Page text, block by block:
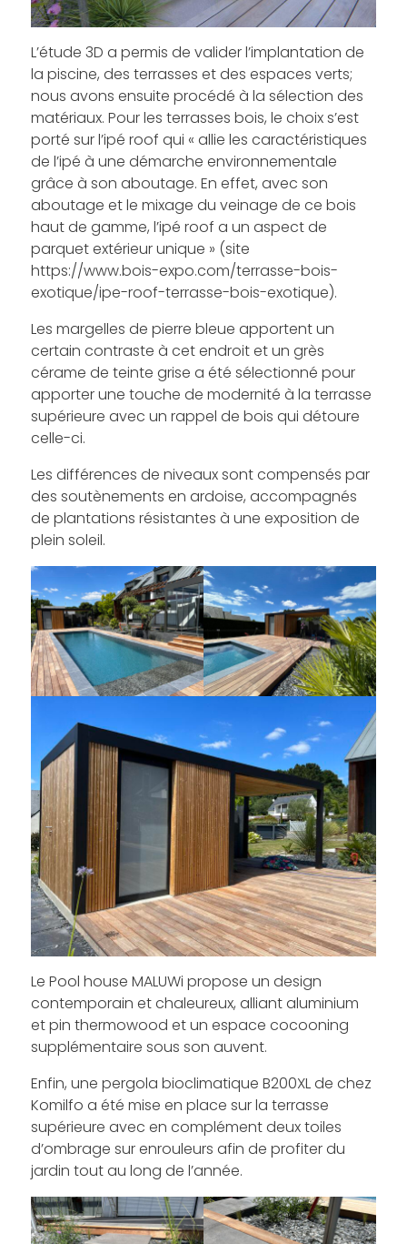
L’étude 3D a permis de valider l’implantation de
la piscine, des terrasses et des espaces verts;
nous avons ensuite procédé à la sélection des
matériaux. Pour les terrasses bois, le choix s’est
porté sur l’ipé roof qui « allie les caractéristiques
de l’ipé à une démarche environnementale
grâce à son aboutage. En effet, avec son
aboutage et le mixage du veinage de ce bois
haut de gamme, l’ipé roof a un aspect de
parquet extérieur unique » (site
https://www.bois-expo.com/terrasse-bois-
exotique/ipe-roof-terrasse-bois-exotique).
Les margelles de pierre bleue apportent un
certain contraste à cet endroit et un grès
cérame de teinte grise a été sélectionné pour
apporter une touche de modernité à la terrasse
supérieure avec un rappel de bois qui détoure
celle-ci.
Les différences de niveaux sont compensés par
des soutènements en ardoise, accompagnés
de plantations résistantes à une exposition de
plein soleil.
Le Pool house MALUWi propose un design
contemporain et chaleureux, alliant aluminium
et pin thermowood et un espace cocooning
supplémentaire sous son auvent.
Enfin, une pergola bioclimatique B200XL de chez
Komilfo a été mise en place sur la terrasse
supérieure avec en complément deux toiles
d’ombrage sur enrouleurs afin de profiter du
jardin tout au long de l’année.